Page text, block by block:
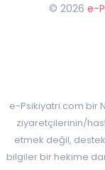
© 2026 e-
e-Psikiyatri.com bir
ziyaretçilerinin/
etmek değil,
bilgiler bir hekime